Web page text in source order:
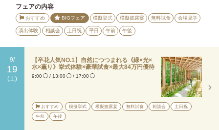
フェアの内容
おすすめ BIGフェア 模擬挙式 模擬披露宴 無料試食 会場見学
演出体験 相談会 土日祝 平日 午前 午後
9/
19
(土)
【卒花人気NO.1】自然につつまれる《緑×光×
水×薫り》挙式体験×豪華試食×最大84万円優待
9:00◯ / 13:00◯ / 17:00◯
おすすめ 模擬挙式 模擬披露宴 無料試食 相談会
土日祝
午前
午後